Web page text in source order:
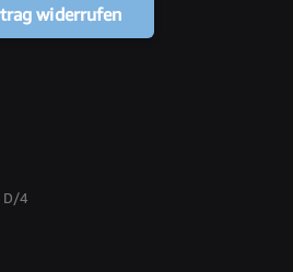
widerrufen
D/4